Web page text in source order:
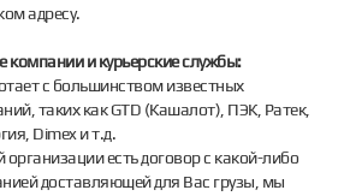
адресу.
компании и курьерские службы:
с большинством известных
таких как GTD (Кашалот), ПЭК, Ратек,
Dimex и т.д.
есть договор с какой-либо
доставляющей для Вас грузы, мы